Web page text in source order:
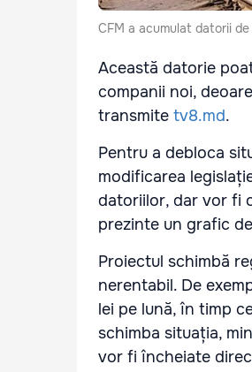
CFM a acumulat datorii
Această datorie
companii noi,
transmite tv8.md.
Pentru a debloca
modificarea
datoriilor, dar vor fi
prezinte un grafic
Proiectul schimbă
nerentabil. De
lei pe lună, în timp
schimba situația,
vor fi încheiate